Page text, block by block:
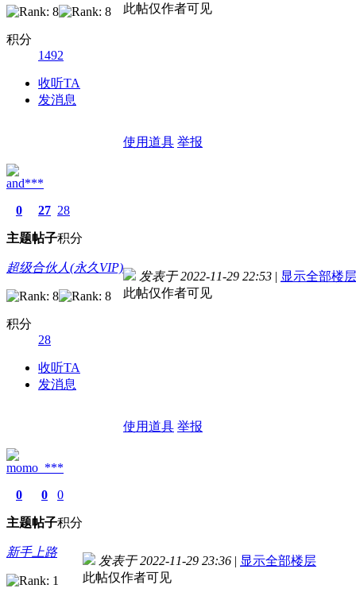
积分
1492
收听TA
发消息
此帖仅作者可见
使用道具 举报
and***
0
主题
27
帖子
28
积分
超级合伙人(永久VIP)
积分
28
收听TA
发消息
发表于 2022-11-29 22:53 | 显示全部楼层
此帖仅作者可见
使用道具 举报
momo_***
0
主题
0
帖子
0
积分
新手上路
发表于 2022-11-29 23:36 | 显示全部楼层
此帖仅作者可见